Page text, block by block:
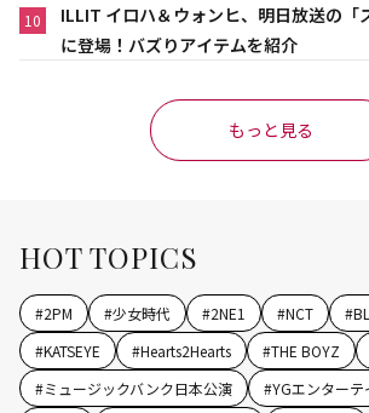
10
ILLIT イロハ＆ウォンヒ、明日放送の「
に登場！バズりアイテムを紹介
もっと見る
HOT TOPICS
#2PM #少女時代 #2NE1 #NCT #
#KATSEYE #Hearts2Hearts #THE BOYZ
#ミュージックバンク日本公演 #YGエンターテ